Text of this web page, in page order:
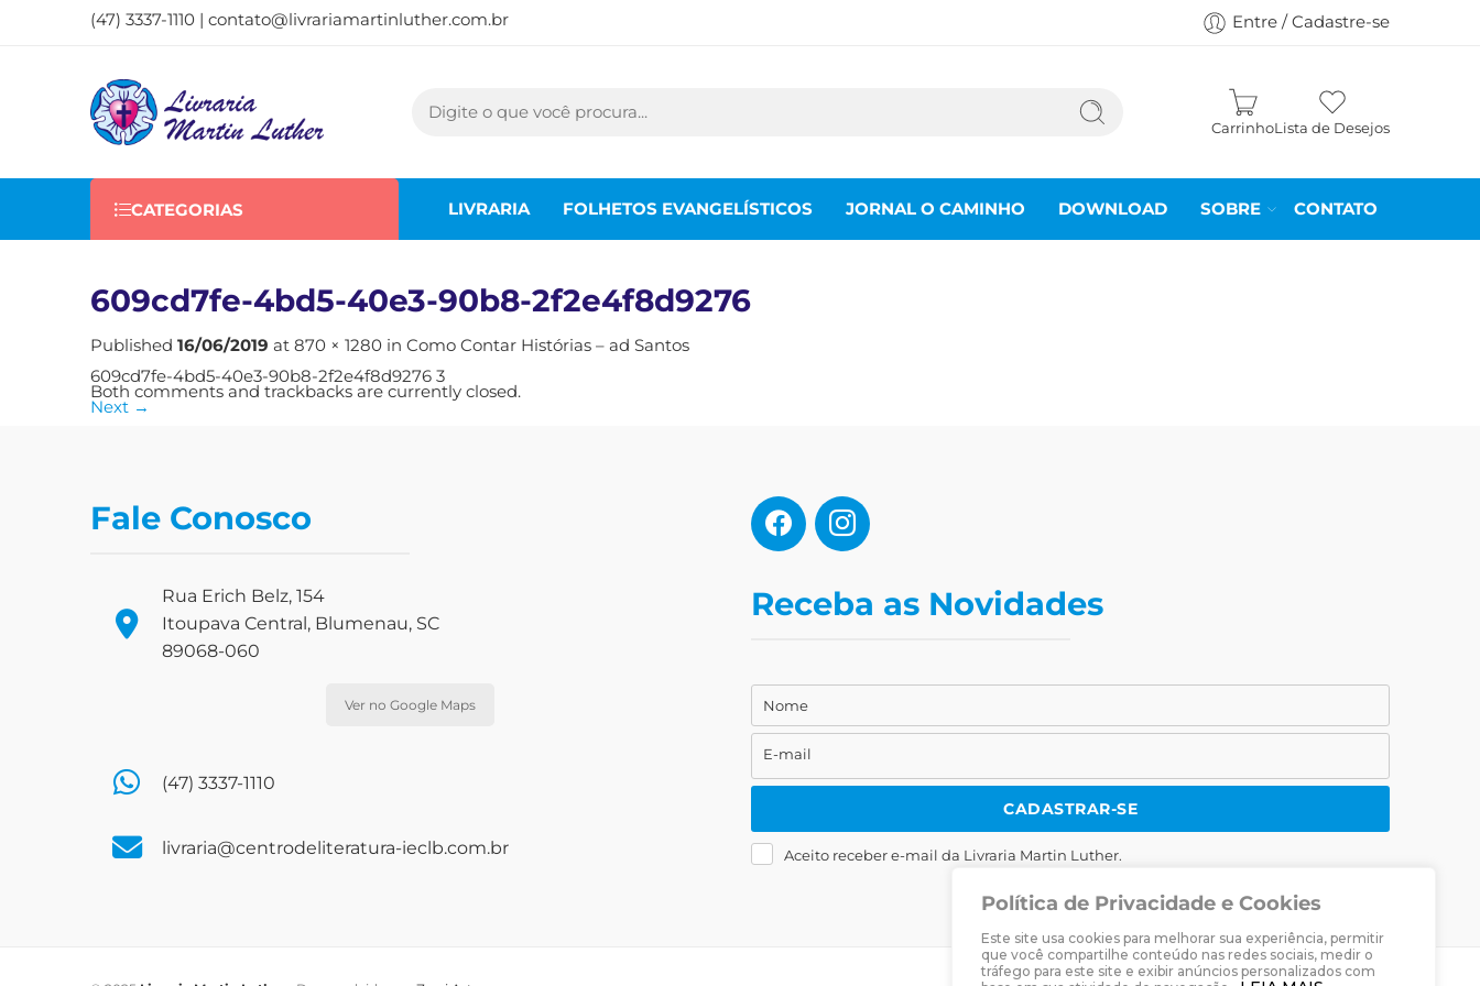
Política de Privacidade e Cookies
Este site usa cookies para melhorar sua experiência, permitir
que você compartilhe conteúdo nas redes sociais, medir o
tráfego para este site e exibir anúncios personalizados com
(47) 3337-1110 | contato@livrariamartinluther.com.br Entre / Cadastre-se
CarrinhoLista de Desejos
CATEGORIAS LIVRARIA FOLHETOS EVANGELÍSTICOS JORNAL O CAMINHO DOWNLOAD SOBRE CONTATO
609cd7fe-4bd5-40e3-90b8-2f2e4f8d9276
Published 16/06/2019 at 870 × 1280 in Como Contar Histórias – ad Santos
609cd7fe-4bd5-40e3-90b8-2f2e4f8d9276 3
Both comments and trackbacks are currently closed.
Next →
Fale Conosco
Rua Erich Belz, 154
Itoupava Central, Blumenau, SC
89068-060
Ver no Google Maps
(47) 3337-1110
livraria@centrodeliteratura-ieclb.com.br
Receba as Novidades
Nome
Nome
E-
mail
E-mail
CADASTRAR-SE
Aceito receber e-mail da Livraria Martin Luther.